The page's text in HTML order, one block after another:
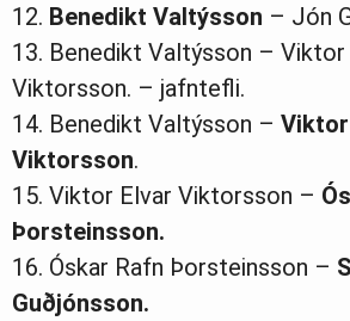
12. Benedikt Valtýsson – Jón
13. Benedikt Valtýsson – Viktor
Viktorsson. – jafntefli.
14. Benedikt Valtýsson –
Viktorsson.
15. Viktor Elvar Viktorsson –
Þorsteinsson.
16. Óskar Rafn Þorsteinsson –
Guðjónsson.